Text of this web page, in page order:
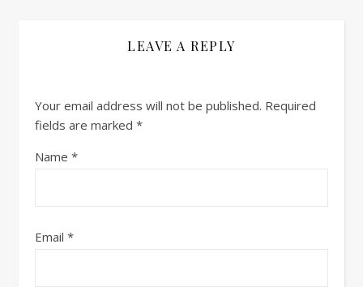
LEAVE A REPLY
Your email address will not be published. Required
fields are marked *
Name *
Email *